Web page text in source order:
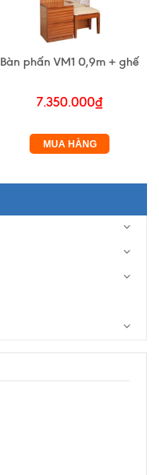
Bàn phấn VM1 0,9m + ghế
7.350.000₫
MUA HÀNG